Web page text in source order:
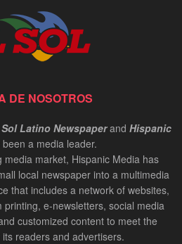
DE NOSOTROS
Sol Latino Newspaperand Hispanic
been a media leader.
market, Hispanic Media has
local newspaper into a multimedia
that includes a network of websites,
printing, e-newsletters, social media
customized content to meet the
readers and advertisers.